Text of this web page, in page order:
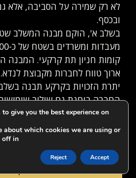
לא רק שמירה על הסביבה, אלא
ובכסף.
בשלב א', הוקם מבנה המשלב
קומות חניון תת קרקעי. המבנה
ארוך טווח לחברות מקבוצת לנדא.
יתרת הזכויות בקרקע תבנה
החברה בוחנת גם שילוב שימושים
מלונאות ו/או מעונות סטודנטים.
מיקום על מפה
give you the best experience on
about which cookies we are using or
off in
Accept
Reject